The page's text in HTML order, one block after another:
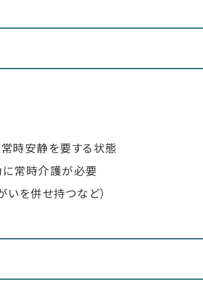
時安静を要する状態
に常時介護が必要
を併せ持つなど）